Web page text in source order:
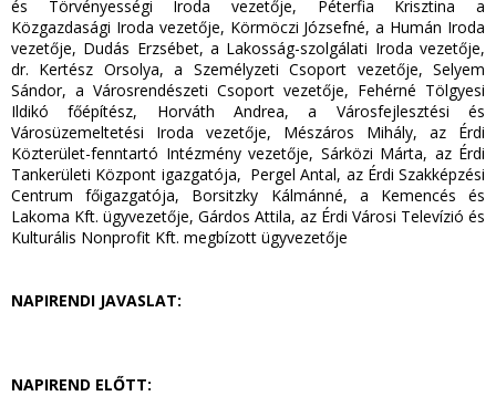
és Törvényességi Iroda vezetője, Péterfia Krisztina a
Közgazdasági Iroda vezetője, Körmöczi Józsefné, a Humán Iroda
vezetője, Dudás Erzsébet, a Lakosság-szolgálati Iroda vezetője,
dr. Kertész Orsolya, a Személyzeti Csoport vezetője, Selyem
Sándor, a Városrendészeti Csoport vezetője, Fehérné Tölgyesi
Ildikó főépítész, Horváth Andrea, a Városfejlesztési és
Városüzemeltetési Iroda vezetője, Mészáros Mihály, az Érdi
Közterület-fenntartó Intézmény vezetője, Sárközi Márta, az Érdi
Tankerületi Központ igazgatója, Pergel Antal, az Érdi Szakképzési
Centrum főigazgatója, Borsitzky Kálmánné, a Kemencés és
Lakoma Kft. ügyvezetője, Gárdos Attila, az Érdi Városi Televízió és
Kulturális Nonprofit Kft. megbízott ügyvezetője
NAPIRENDI JAVASLAT:
NAPIREND ELŐTT: